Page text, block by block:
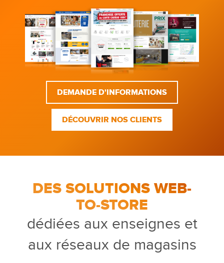
DEMANDE D'INFORMATIONS
DÉCOUVRIR NOS CLIENTS
DES SOLUTIONS WEB-
TO-STORE
dédiées aux enseignes et
aux réseaux de magasins